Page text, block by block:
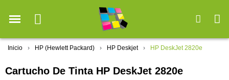
Inicio HP (Hewlett Packard) HP Deskjet HP DeskJet 2820e
Cartucho De Tinta HP DeskJet 2820e